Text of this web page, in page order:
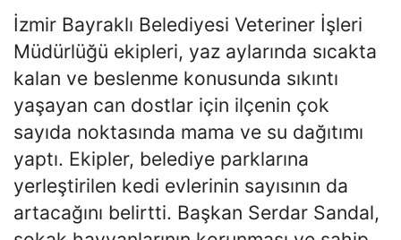
İzmir Bayraklı Belediyesi Veteriner İşleri
Müdürlüğü ekipleri, yaz aylarında sıcakta
kalan ve beslenme konusunda sıkıntı
yaşayan can dostlar için ilçenin çok
sayıda noktasında mama ve su dağıtımı
yaptı. Ekipler, belediye parklarına
yerleştirilen kedi evlerinin sayısının da
artacağını belirtti. Başkan Serdar Sandal,